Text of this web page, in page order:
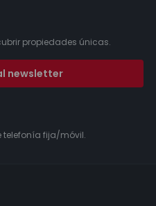
propiedades únicas.
newsletter
telefonía fija/móvil.